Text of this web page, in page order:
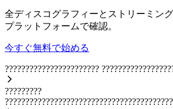
全ディスコグラフィーとストリーミン
プラットフォームで確認。
今すぐ無料で始める
???????????????????????
?????????